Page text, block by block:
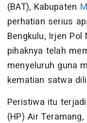
(BAT), Kabupaten
perhatian serius
Bengkulu, Irjen
pihaknya telah
menyeluruh guna
kematian satwa
Peristiwa itu
(HP) Air